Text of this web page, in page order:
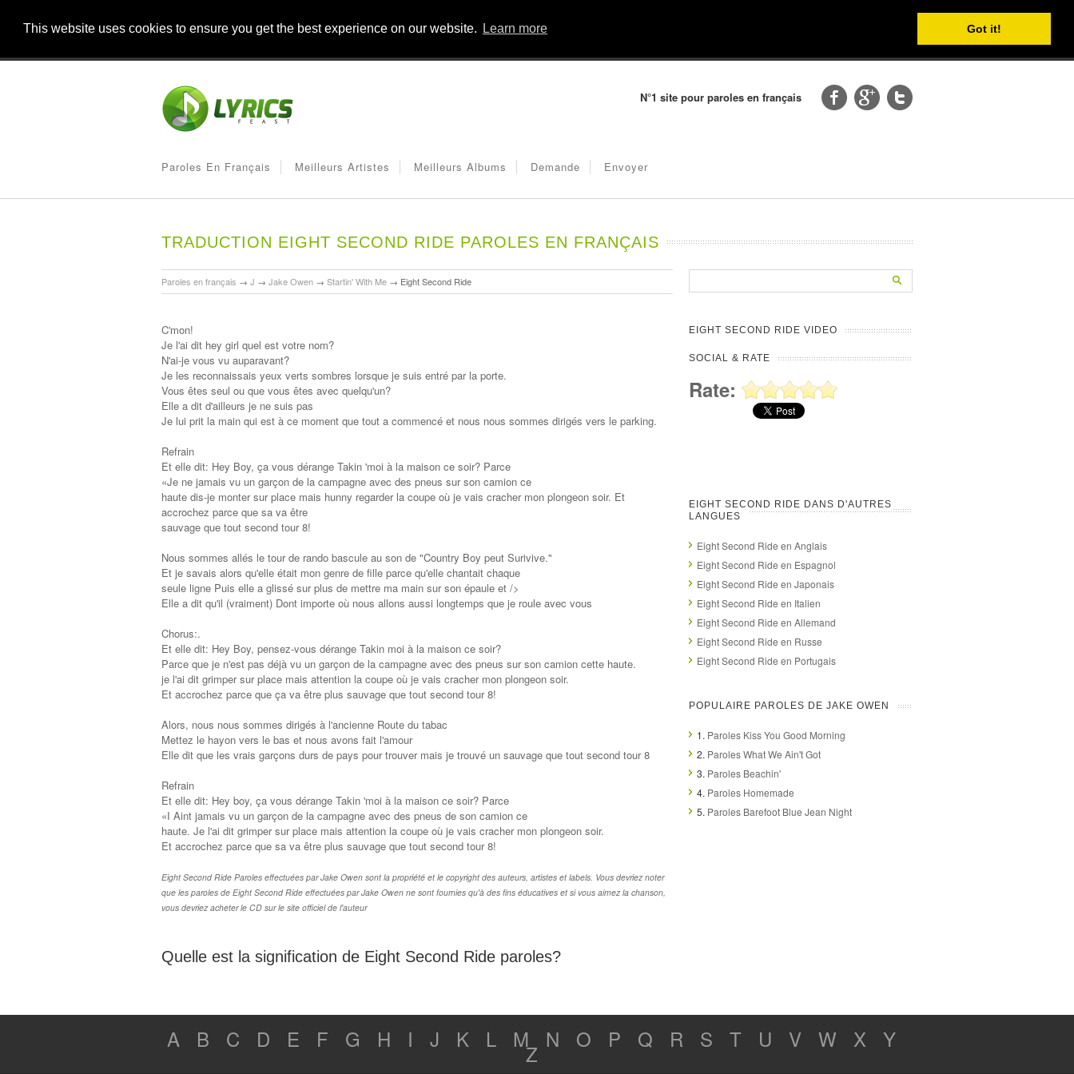
This website uses cookies to ensure you get the best experience on our website. Learn more Got it!
N°1 site pour paroles en français
Paroles En Français Meilleurs Artistes Meilleurs Albums Demande Envoyer
TRADUCTION EIGHT SECOND RIDE PAROLES EN FRANÇAIS
Paroles en français → J → Jake Owen → Startin' With Me → Eight Second Ride
C'mon!
Je l'ai dit hey girl quel est votre nom?
N'ai-je vous vu auparavant?
Je les reconnaissais yeux verts sombres lorsque je suis entré par la porte.
Vous êtes seul ou que vous êtes avec quelqu'un?
Elle a dit d'ailleurs je ne suis pas
Je lui prit la main qui est à ce moment que tout a commencé et nous nous sommes dirigés vers le parking.
Refrain
Et elle dit: Hey Boy, ça vous dérange Takin 'moi à la maison ce soir? Parce
«Je ne jamais vu un garçon de la campagne avec des pneus sur son camion ce
haute dis-je monter sur place mais hunny regarder la coupe où je vais cracher mon plongeon soir. Et
accrochez parce que sa va être
sauvage que tout second tour 8!
Nous sommes allés le tour de rando bascule au son de "Country Boy peut Surivive."
Et je savais alors qu'elle était mon genre de fille parce qu'elle chantait chaque
seule ligne Puis elle a glissé sur plus de mettre ma main sur son épaule et />
Elle a dit qu'il (vraiment) Dont importe où nous allons aussi longtemps que je roule avec vous
Chorus:.
Et elle dit: Hey Boy, pensez-vous dérange Takin moi à la maison ce soir?
Parce que je n'est pas déjà vu un garçon de la campagne avec des pneus sur son camion cette haute.
je l'ai dit grimper sur place mais attention la coupe où je vais cracher mon plongeon soir.
Et accrochez parce que ça va être plus sauvage que tout second tour 8!
Alors, nous nous sommes dirigés à l'ancienne Route du tabac
Mettez le hayon vers le bas et nous avons fait l'amour
Elle dit que les vrais garçons durs de pays pour trouver mais je trouvé un sauvage que tout second tour 8
Refrain
Et elle dit: Hey boy, ça vous dérange Takin 'moi à la maison ce soir? Parce
«I Aint jamais vu un garçon de la campagne avec des pneus de son camion ce
haute. Je l'ai dit grimper sur place mais attention la coupe où je vais cracher mon plongeon soir.
Et accrochez parce que sa va être plus sauvage que tout second tour 8!
Eight Second Ride Paroles effectuées par Jake Owen sont la propriété et le copyright des auteurs, artistes et labels. Vous devriez noter
que les paroles de Eight Second Ride effectuées par Jake Owen ne sont fournies qu'à des fins éducatives et si vous aimez la chanson,
vous devriez acheter le CD sur le site officiel de l'auteur
Quelle est la signification de Eight Second Ride paroles?
EIGHT SECOND RIDE VIDEO
SOCIAL & RATE
Rate:
EIGHT SECOND RIDE DANS D'AUTRES
LANGUES
Eight Second Ride en Anglais
Eight Second Ride en Espagnol
Eight Second Ride en Japonais
Eight Second Ride en Italien
Eight Second Ride en Allemand
Eight Second Ride en Russe
Eight Second Ride en Portugais
POPULAIRE PAROLES DE JAKE OWEN
1. Paroles Kiss You Good Morning
2. Paroles What We Ain't Got
3. Paroles Beachin'
4. Paroles Homemade
5. Paroles Barefoot Blue Jean Night
A B C D E F G H I J K L M N O P Q R S T U V W X Y
Z